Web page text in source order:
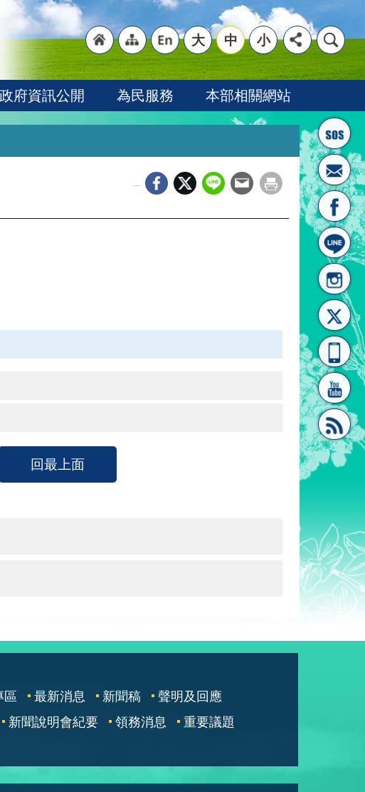
首頁
"網
站導
"英
文語
大 中 小
政府資訊公開 為民服務 本部相關網站
回最上面
區 最新消息 新聞稿
聲明及回應
新聞說明會紀要 領務消息
重要議題